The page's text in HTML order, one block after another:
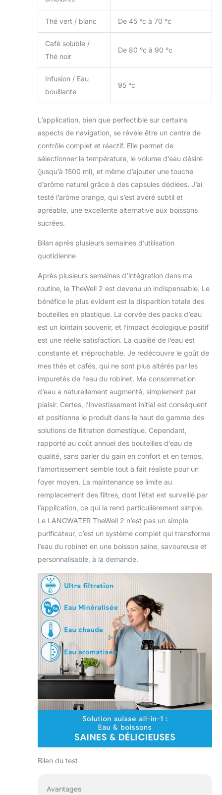
Thé vert / blanc De 45 °c à 70 °c
Café soluble /
Thé noir
De 80 °c à 90 °c
Infusion / Eau
bouillante
95 °c
L’application, bien que perfectible sur certains
aspects de navigation, se révèle être un centre de
contrôle complet et réactif. Elle permet de
sélectionner la température, le volume d’eau désiré
(jusqu’à 1500 ml), et même d’ajouter une touche
d’arôme naturel grâce à des capsules dédiées. J’ai
testé l’arôme orange, qui s’est avéré subtil et
agréable, une excellente alternative aux boissons
sucrées.
Bilan après plusieurs semaines d’utilisation
quotidienne
Après plusieurs semaines d’intégration dans ma
routine, le TheWell 2 est devenu un indispensable. Le
bénéfice le plus évident est la disparition totale des
bouteilles en plastique. La corvée des packs d’eau
est un lointain souvenir, et l’impact écologique positif
est une réelle satisfaction. La qualité de l’eau est
constante et irréprochable. Je redécouvre le goût de
mes thés et cafés, qui ne sont plus altérés par les
impuretés de l’eau du robinet. Ma consommation
d’eau a naturellement augmenté, simplement par
plaisir. Certes, l’investissement initial est conséquent
et positionne le produit dans le haut de gamme des
solutions de filtration domestique. Cependant,
rapporté au coût annuel des bouteilles d’eau de
qualité, sans parler du gain en confort et en temps,
l’amortissement semble tout à fait réaliste pour un
foyer moyen. La maintenance se limite au
remplacement des filtres, dont l’état est surveillé par
l’application, ce qui la rend particulièrement simple.
Le LANGWATER TheWell 2 n’est pas un simple
purificateur, c’est un système complet qui transforme
l’eau du robinet en une boisson saine, savoureuse et
personnalisable, à la demande.
Bilan du test
Avantages